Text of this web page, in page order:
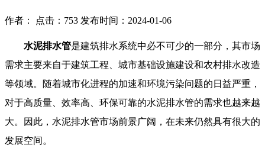
作者： 点击：753 发布时间：2024-01-06
水泥排水管是建筑排水系统中必不可少的一部分，其市场
需求主要来自于建筑工程、城市基础设施建设和农村排水改造
等领域。随着城市化进程的加速和环境污染问题的日益严重，
对于高质量、效率高、环保可靠的水泥排水管的需求也越来越
大。因此，水泥排水管市场前景广阔，在未来仍然具有很大的
发展空间。